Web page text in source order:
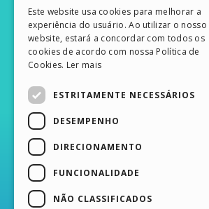
ITALIAN
GERMAN
PORTUGUESE
Este website usa cookies para melhorar a
experiência do usuário. Ao utilizar o nosso
website, estará a concordar com todos os
cookies de acordo com nossa Política de
Cookies. Ler mais
ESTRITAMENTE NECESSÁRIOS
DESEMPENHO
DIRECIONAMENTO
FUNCIONALIDADE
NÃO CLASSIFICADOS